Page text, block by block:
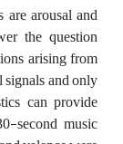
arousal and
the question
arising from
and only
can provide
second music